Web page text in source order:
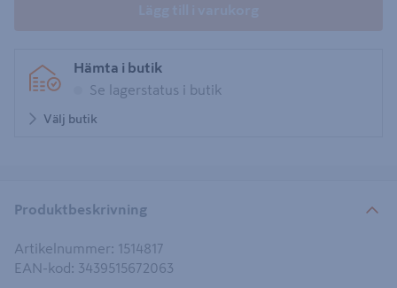
Hämta i butik
Se lagerstatus i butik
Välj butik
Produktbeskrivning
Artikelnummer: 1514817
EAN-kod : 3439515672063